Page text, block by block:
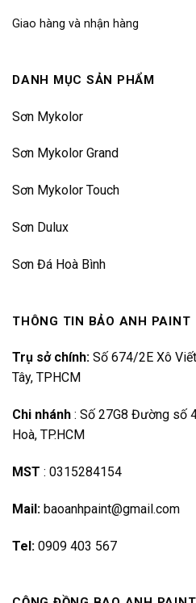
Giao hàng và nhận hàng
DANH MỤC SẢN PHẨM
Sơn Mykolor
Sơn Mykolor Grand
Sơn Mykolor Touch
Sơn Dulux
Sơn Đá Hoà Bình
THÔNG TIN BẢO ANH PAINT
Trụ sở chính: Số 674/2E Xô
Tây, TPHCM
Chi nhánh : Số 27G8 Đường số
Hoà, TP.HCM
MST : 0315284154
Mail: baoanhpaint@gmail.com
Tel: 0909 403 567